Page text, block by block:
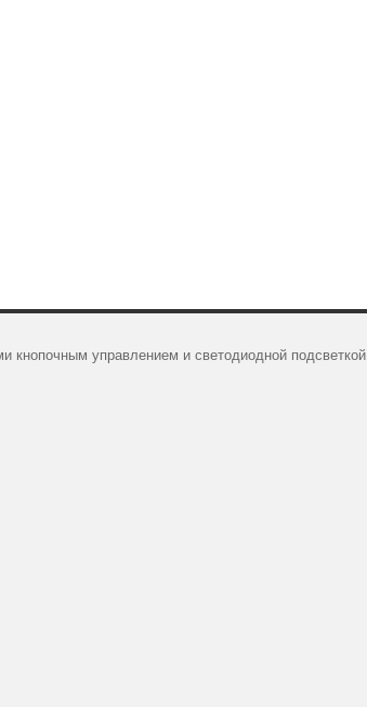
кнопочным управлением и светодиодной подсветкой.